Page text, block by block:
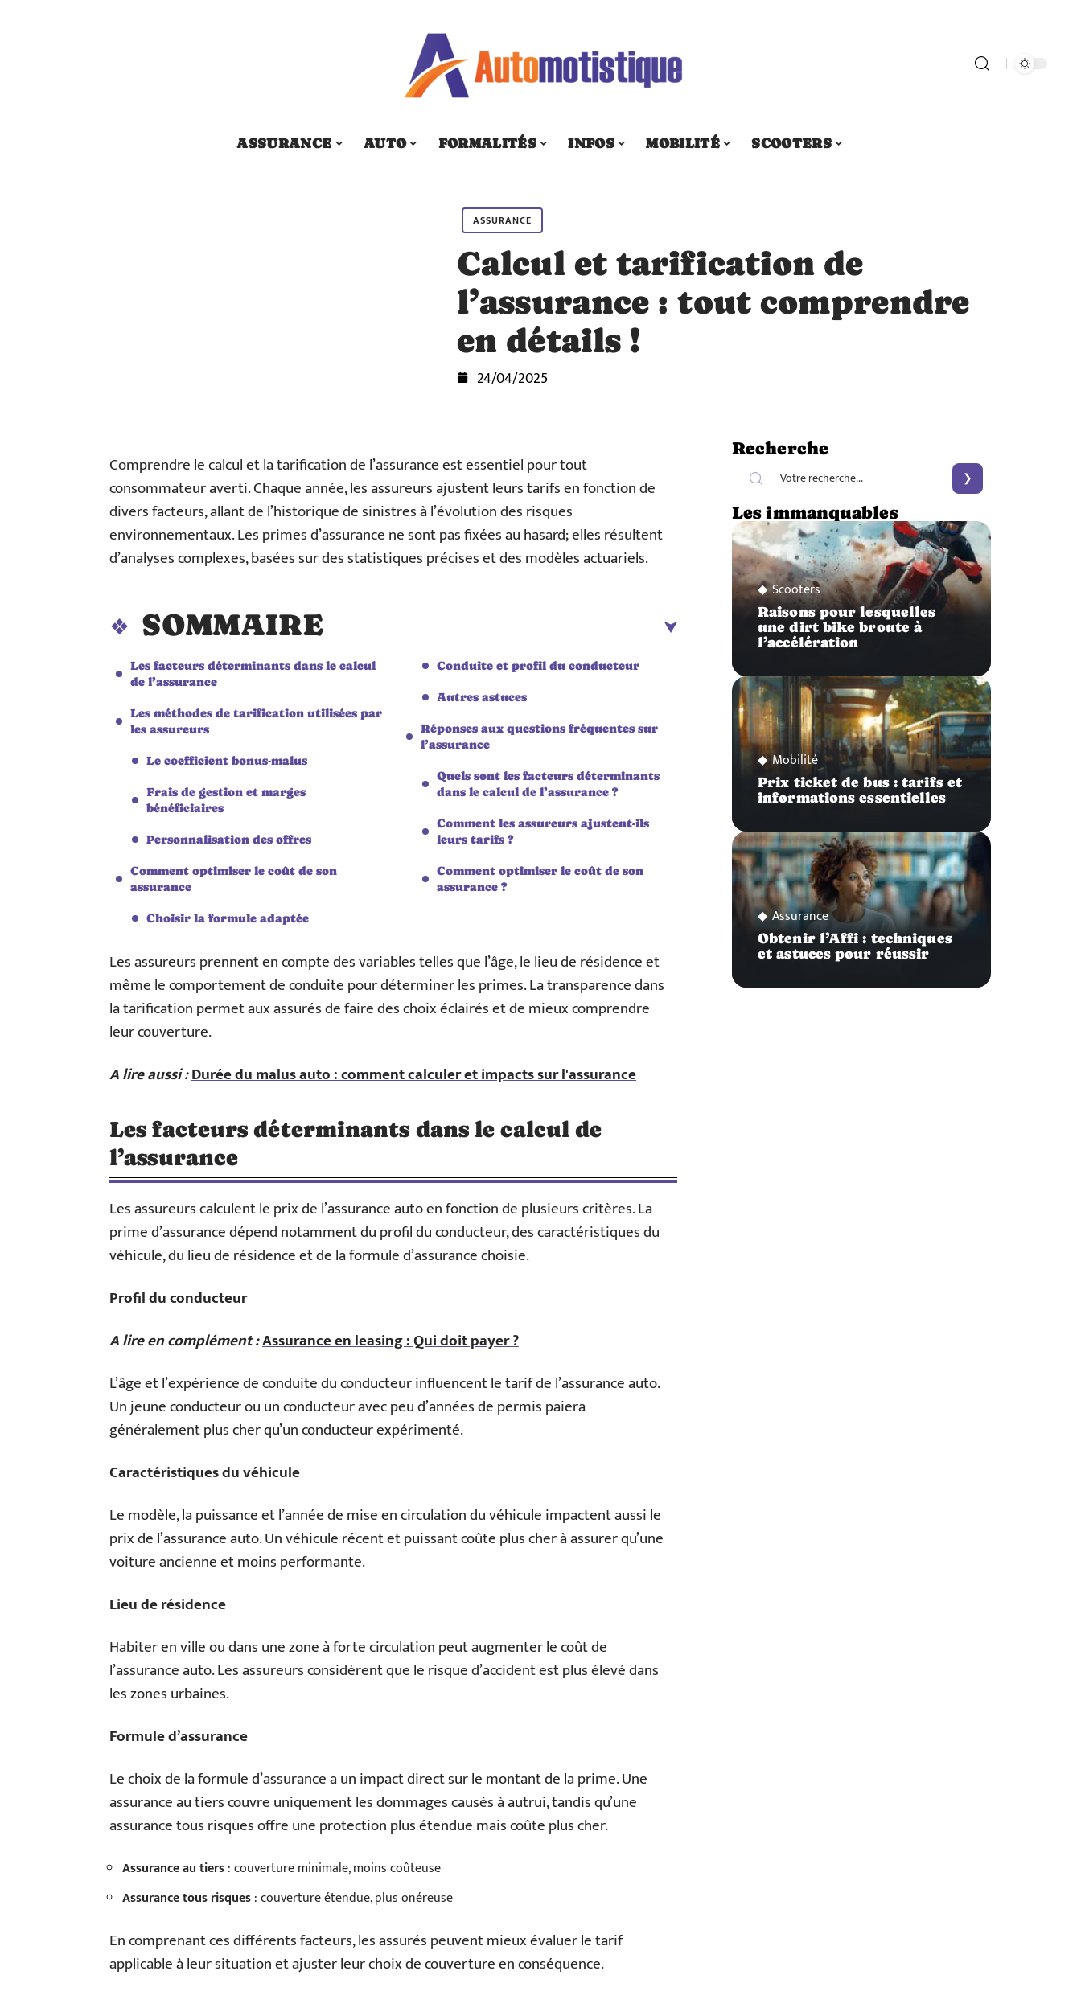
ASSURANCE AUTO FORMALITÉS INFOS MOBILITÉ SCOOTERS
ASSURANCE
Calcul et tarification de
l’assurance : tout comprendre
en détails !
24/04/2025
Comprendre le calcul et la tarification de l’assurance est essentiel pour tout
consommateur averti. Chaque année, les assureurs ajustent leurs tarifs en fonction de
divers facteurs, allant de l’historique de sinistres à l’évolution des risques
environnementaux. Les primes d’assurance ne sont pas fixées au hasard; elles résultent
d’analyses complexes, basées sur des statistiques précises et des modèles actuariels.
SOMMAIRE
Les facteurs déterminants dans le calcul
de l’assurance
Les méthodes de tarification utilisées par
les assureurs
Le coefficient bonus-malus
Frais de gestion et marges
bénéficiaires
Personnalisation des offres
Comment optimiser le coût de son
assurance
Choisir la formule adaptée
Conduite et profil du conducteur
Autres astuces
Réponses aux questions fréquentes sur
l’assurance
Quels sont les facteurs déterminants
dans le calcul de l’assurance ?
Comment les assureurs ajustent-ils
leurs tarifs ?
Comment optimiser le coût de son
assurance ?
Les assureurs prennent en compte des variables telles que l’âge, le lieu de résidence et
même le comportement de conduite pour déterminer les primes. La transparence dans
la tarification permet aux assurés de faire des choix éclairés et de mieux comprendre
leur couverture.
A lire aussi :Durée du malus auto : comment calculer et impacts sur l'assurance
Les facteurs déterminants dans le calcul de
l’assurance
Les assureurs calculent le prix de l’assurance auto en fonction de plusieurs critères. La
prime d’assurance dépend notamment du profil du conducteur, des caractéristiques du
véhicule, du lieu de résidence et de la formule d’assurance choisie.
Profil du conducteur
A lire en complément :Assurance en leasing : Qui doit payer ?
L’âge et l’expérience de conduite du conducteur influencent le tarif de l’assurance auto.
Un jeune conducteur ou un conducteur avec peu d’années de permis paiera
généralement plus cher qu’un conducteur expérimenté.
Caractéristiques du véhicule
Le modèle, la puissance et l’année de mise en circulation du véhicule impactent aussi le
prix de l’assurance auto. Un véhicule récent et puissant coûte plus cher à assurer qu’une
voiture ancienne et moins performante.
Lieu de résidence
Habiter en ville ou dans une zone à forte circulation peut augmenter le coût de
l’assurance auto. Les assureurs considèrent que le risque d’accident est plus élevé dans
les zones urbaines.
Formule d’assurance
Le choix de la formule d’assurance a un impact direct sur le montant de la prime. Une
assurance au tiers couvre uniquement les dommages causés à autrui, tandis qu’une
assurance tous risques offre une protection plus étendue mais coûte plus cher.
Assurance au tiers: couverture minimale, moins coûteuse
Assurance tous risques: couverture étendue, plus onéreuse
En comprenant ces différents facteurs, les assurés peuvent mieux évaluer le tarif
applicable à leur situation et ajuster leur choix de couverture en conséquence.
Recherche
Les immanquables
Scooters
Raisons pour lesquelles
une dirt bike broute à
l’accélération
Mobilité
Prix ticket de bus : tarifs et
informations essentielles
Assurance
Obtenir l’Affi : techniques
et astuces pour réussir